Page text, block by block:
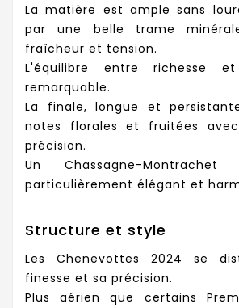
La matière est ample sans
par une belle trame
fraîcheur et tension.
L'équilibre entre richesse
remarquable.
La finale, longue et
notes florales et fruitées
précision.
Un Chassagne-
particulièrement élégant et
Structure et style
Les Chenevottes 2024 se
finesse et sa précision.
Plus aérien que certains